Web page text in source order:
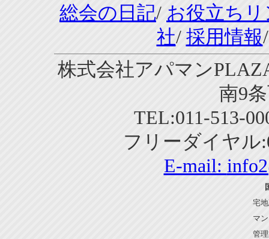
総会の日記/ お役立ち
社/ 採用情報
株式会社アパマン
南9
TEL:011-513-
フリーダイヤル
E-mail:
宅
マ
管